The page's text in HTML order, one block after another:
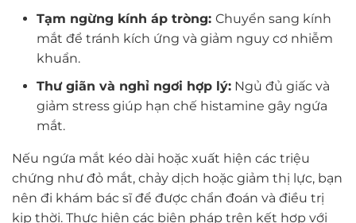
Tạm ngừng kính áp tròng: Chuyển sang kính
mắt để tránh kích ứng và giảm nguy cơ nhiễm
khuẩn.
Thư giãn và nghỉ ngơi hợp lý:Ngủ đủ giấc và
giảm stress giúp hạn chế histamine gây ngứa
mắt.
Nếu ngứa mắt kéo dài hoặc xuất hiện các triệu
chứng như đỏ mắt, chảy dịch hoặc giảm thị lực, bạn
nên đi khám bác sĩ để được chẩn đoán và điều trị
kịp thời. Thực hiện các biện pháp trên kết hợp với